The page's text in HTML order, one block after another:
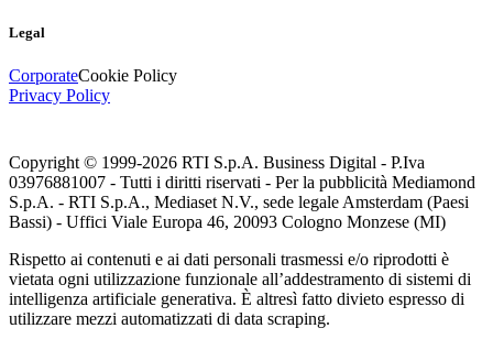
Legal
CorporateCookie Policy
Privacy Policy
Copyright © 1999-2026 RTI S.p.A. Business Digital - P.Iva
03976881007 - Tutti i diritti riservati - Per la pubblicità Mediamond
S.p.A. - RTI S.p.A., Mediaset N.V., sede legale Amsterdam (Paesi
Bassi) - Uffici Viale Europa 46, 20093 Cologno Monzese (MI)
Rispetto ai contenuti e ai dati personali trasmessi e/o riprodotti è
vietata ogni utilizzazione funzionale all’addestramento di sistemi di
intelligenza artificiale generativa. È altresì fatto divieto espresso di
utilizzare mezzi automatizzati di data scraping.